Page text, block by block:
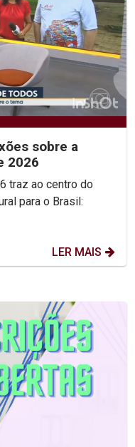
sobre a
2026
traz ao centro do
para o Brasil:
LER MAIS